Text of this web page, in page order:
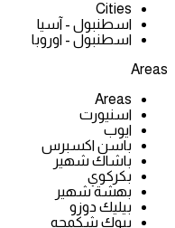
Cities
اسطنبول - آسيا
اسطنبول - اوروبا
Areas
Areas
اسنيورت
ايوب
باسن اكسبرس
باشاك شهير
بكركوي
بهشة شهير
بيليك دوزو
بيوك شكمجه